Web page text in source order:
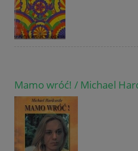
Mamo wróć! / Michael